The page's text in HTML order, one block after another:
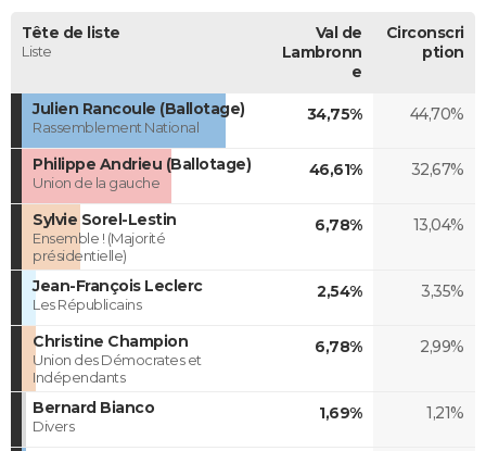
Tête de liste
Liste
Val de
Lambronn
e
Circonscri
ption
Julien Rancoule (Ballotage)
Rassemblement National
34,75% 44,70%
Philippe Andrieu (Ballotage)
Union de la gauche
46,61% 32,67%
Sylvie Sorel-Lestin
Ensemble ! (Majorité
présidentielle)
6,78% 13,04%
Jean-François Leclerc
Les Républicains
2,54% 3,35%
Christine Champion
Union des Démocrates et
Indépendants
6,78% 2,99%
Bernard Bianco
Divers
1,69% 1,21%